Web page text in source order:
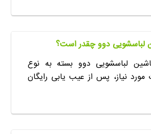
لباسشویی دوو چقدر است؟
لباسشویی دوو بسته به نوع
نیاز، پس از عیب یابی رایگان